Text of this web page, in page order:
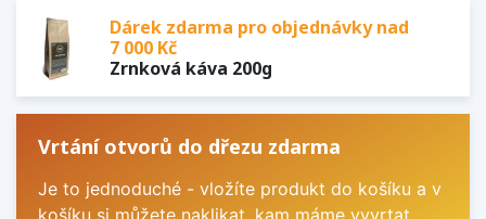
Dárek zdarma pro objednávky nad
7 000 Kč
Zrnková káva 200g
Vrtání otvorů do dřezu zdarma
Je to jednoduché - vložíte produkt do košíku a v